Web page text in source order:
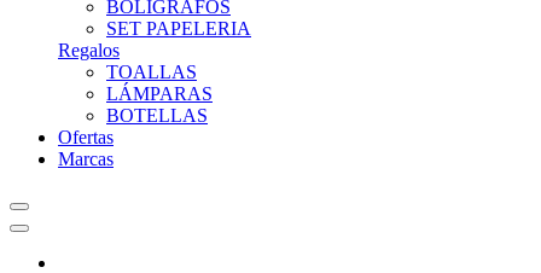
BOLÍGRAFOS
SET PAPELERIA
Regalos
TOALLAS
LÁMPARAS
BOTELLAS
Ofertas
Marcas